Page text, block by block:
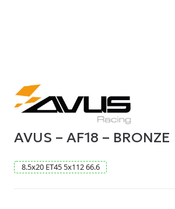
AVUS – AF18 – BRONZE
8.5x20 ET45 5x11266.6